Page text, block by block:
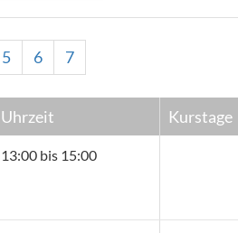
5 6 7
Uhrzeit Kurstage
13:00 bis 15:00